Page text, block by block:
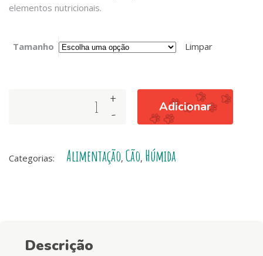
elementos nutricionais.
Tamanho Limpar
Food
-
+ Adicionar
Categorias: Alimentação, Cão, Húmida
Descrição